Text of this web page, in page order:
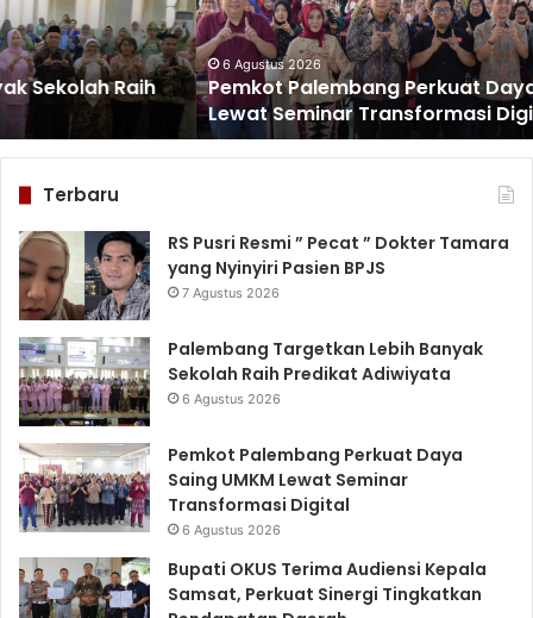
UMKM
Lewat
Seminar
Transformasi
Digital
6 Agustus 2026
Pemkot Palembang Perkuat Daya Saing UMKM
Lewat Seminar Transformasi Digital
Terbaru
RS Pusri Resmi ” Pecat ” Dokter Tamara
yang Nyinyiri Pasien BPJS
7 Agustus 2026
Palembang Targetkan Lebih Banyak
Sekolah Raih Predikat Adiwiyata
6 Agustus 2026
Pemkot Palembang Perkuat Daya
Saing UMKM Lewat Seminar
Transformasi Digital
6 Agustus 2026
Bupati OKUS Terima Audiensi Kepala
Samsat, Perkuat Sinergi Tingkatkan